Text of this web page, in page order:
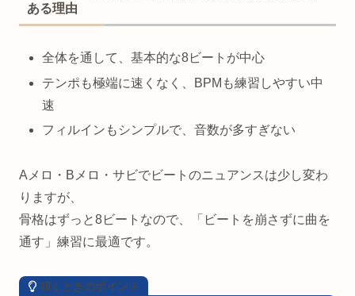
ある理由
全体を通して、基本的な8ビートが中心
テンポも極端に速くなく、BPMも練習しやすい中
速
フィルインもシンプルで、音数が多すぎない
Aメロ・Bメロ・サビでビートのニュアンスは少し変わ
りますが、
骨格はずっと8ビートなので、「ビートを崩さずに曲を
通す」練習に最適です。
叩くときのポイント